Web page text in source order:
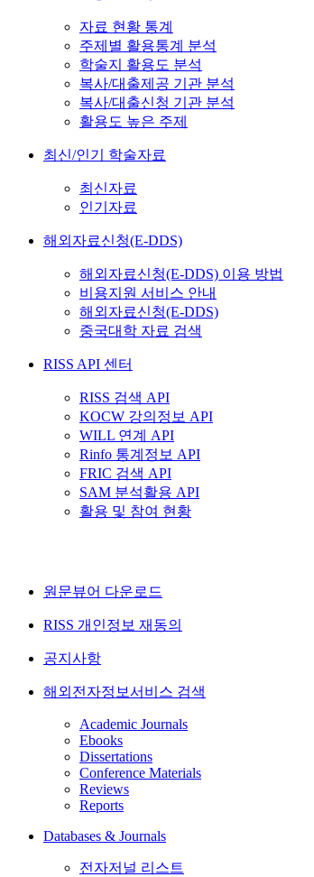
자료 현황 통계
주제별 활용통계 분석
학술지 활용도 분석
복사/대출제공 기관 분석
복사/대출신청 기관 분석
활용도 높은 주제
최신/인기 학술자료
최신자료
인기자료
해외자료신청(E-DDS)
해외자료신청(E-DDS) 이용 방법
비용지원 서비스 안내
해외자료신청(E-DDS)
중국대학 자료 검색
RISS API 센터
RISS 검색 API
KOCW 강의정보 API
WILL 연계 API
Rinfo 통계정보 API
FRIC 검색 API
SAM 분석활용 API
활용 및 참여 현황
원문뷰어 다운로드
RISS 개인정보 재동의
공지사항
해외전자정보서비스 검색
Academic Journals
Ebooks
Dissertations
Conference Materials
Reviews
Reports
Databases & Journals
전자저널 리스트